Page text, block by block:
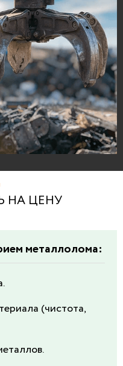
НА ЦЕНУ
металлолома:
(чистота,